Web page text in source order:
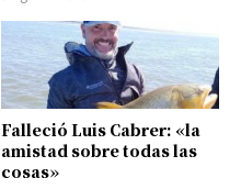
Falleció Luis Cabrer: «la
amistad sobre todas las
cosas»